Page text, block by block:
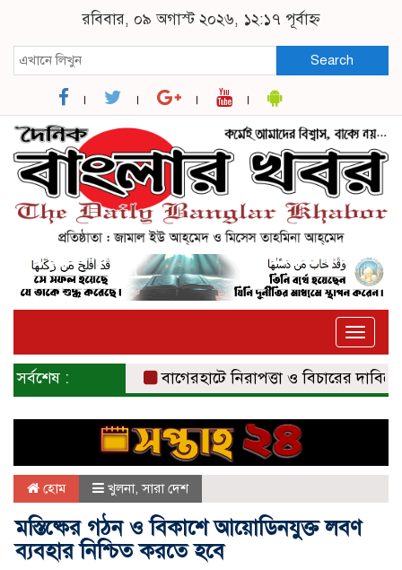
রবিবার, ০৯ অগাস্ট ২০২৬, ১২:১৭ পূর্বাহ্ন
Search
Toggle
সর্বশেষ : বাগেরহাটে নিরাপত্তা ও বিচারের দাবিতে
হোম খুলনা,সারা দেশ
মস্তিষ্কের গঠন ও বিকাশে আয়োডিনযুক্ত লবণ
ব্যবহার নিশ্চিত করতে হবে